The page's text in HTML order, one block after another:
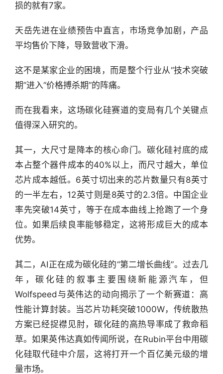
行
业
快
资
讯
选
头
条
深
损的就有7家。
天岳先进在业绩预告中直言，市场竞争加剧，产品
平均售价下降，导致营收下滑。
这不是某家企业的困境，而是整个行业从“技术突破
期”进入“价格搏杀期”的阵痛。
而在我看来，这场碳化硅赛道的变局有几个关键点
值得深入研究的。
其一，大尺寸是降本的核心命门。碳化硅衬底的成
本占整个器件成本的40%以上，而尺寸越大，单位
芯片成本越低。6英寸切出来的芯片数量只有8英寸
的一半左右，12英寸则是8英寸的2.3倍。中国企业
率先突破14英寸，等于在成本曲线上抢跑了一个身
位。如果后续良率能够稳定，这将形成巨大的成本
优势。
其二，AI正在成为碳化硅的“第二增长曲线”。过去几
年，碳化硅的叙事主要围绕新能源汽车，但
Wolfspeed与英伟达的动向揭示了一个新赛道：高
性能计算封装。当芯片功耗突破1000W，传统散热
方案已经捉襟见肘，碳化硅的高热导率成了救命稻
草。如果英伟达真如传闻所说，在Rubin平台中用碳
化硅取代硅中介层，这将打开一个百亿美元级的增
量市场。